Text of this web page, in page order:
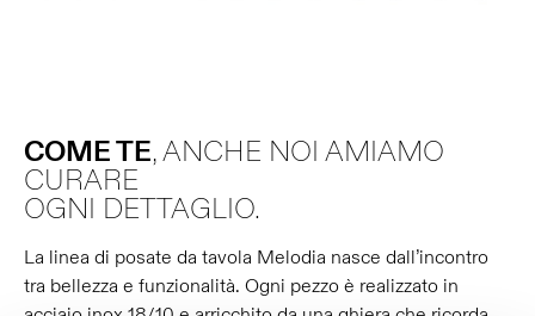
COME TE, ANCHE NOI AMIAMO
CURARE
OGNI DETTAGLIO.
La linea di posate da tavola Melodia nasce dall’incontro
tra bellezza e funzionalità. Ogni pezzo è realizzato in